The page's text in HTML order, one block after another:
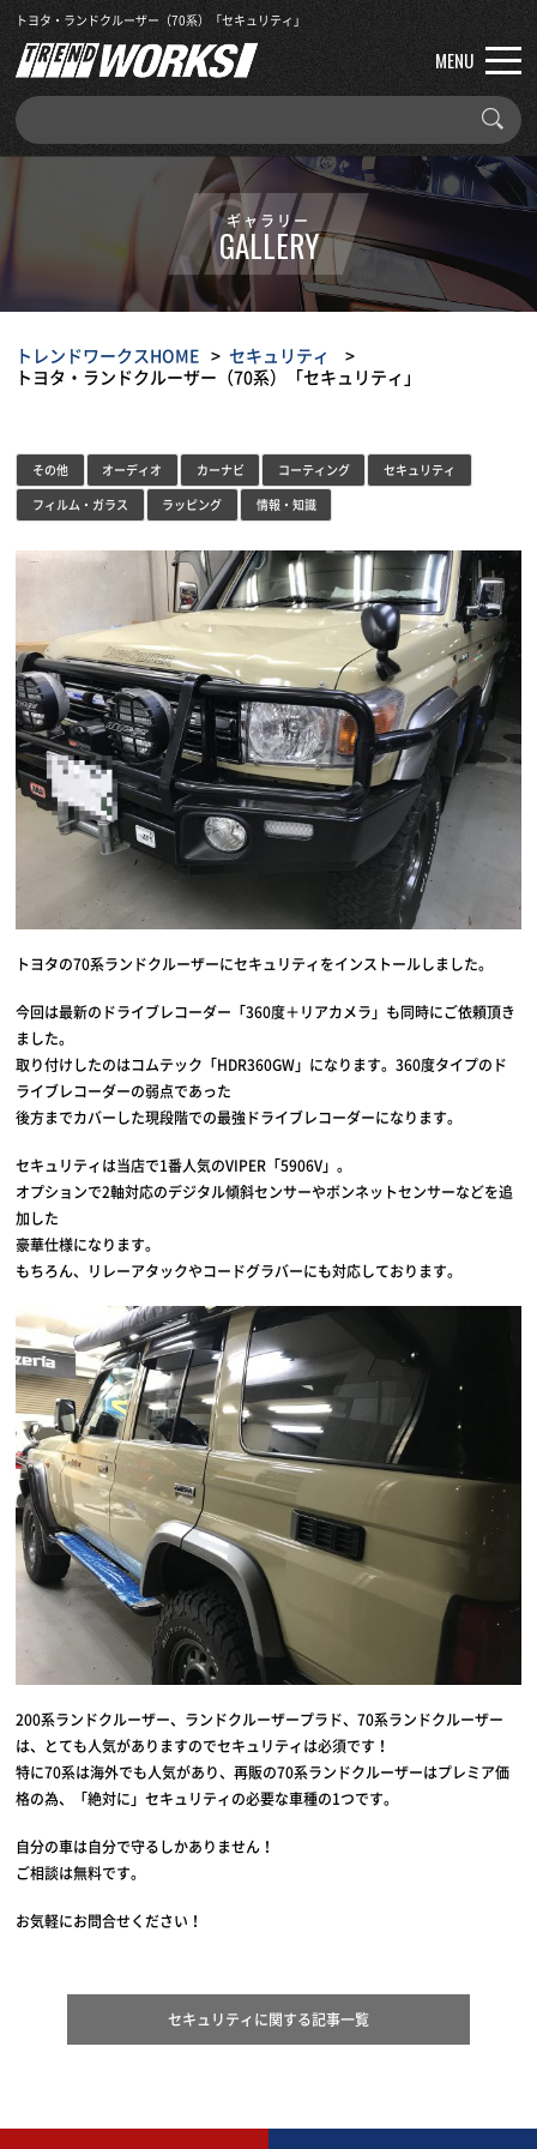
トヨタ・ランドクルーザー（70系）「セキュリティ」
MENU
ギャラリー
GALLERY
トレンドワークスHOME
セキュリティ
トヨタ・ランドクルーザー（70系）「セキュリティ」
その他 オーディオ カーナビ コーティング
セキュリティ
フィルム・ガラス
ラッピング 情報・知識
トヨタの70系ランドクルーザーにセキュリティをインストールしました。
今回は最新のドライブレコーダー「360度＋リアカメラ」も同時にご依頼頂き
ました。
取り付けしたのはコムテック「HDR360GW」になります。360度タイプのド
ライブレコーダーの弱点であった
後方までカバーした現段階での最強ドライブレコーダーになります。
セキュリティは当店で1番人気のVIPER「5906V」。
オプションで2軸対応のデジタル傾斜センサーやボンネットセンサーなどを追
加した
豪華仕様になります。
もちろん、リレーアタックやコードグラバーにも対応しております。
200系ランドクルーザー、ランドクルーザープラド、70系ランドクルーザー
は、とても人気がありますのでセキュリティは必須です！
特に70系は海外でも人気があり、再販の70系ランドクルーザーはプレミア価
格の為、「絶対に」セキュリティの必要な車種の1つです。
自分の車は自分で守るしかありません！
ご相談は無料です。
お気軽にお問合せください！
セキュリティに関する記事一覧